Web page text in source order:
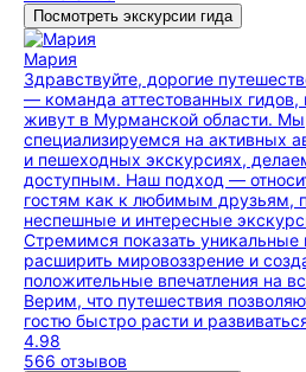
Посмотреть экскурсии гида
Мария
Здравствуйте, дорогие
— команда аттестованных гидов,
живут в Мурманской области. Мы
специализируемся на активных
и пешеходных экскурсиях,
доступным. Наш подход —
гостям как к любимым друзьям,
неспешные и интересные
Стремимся показать уникальные
расширить мировоззрение и
положительные впечатления на
Верим, что путешествия
гостю быстро расти и
4.98
566 отзывов